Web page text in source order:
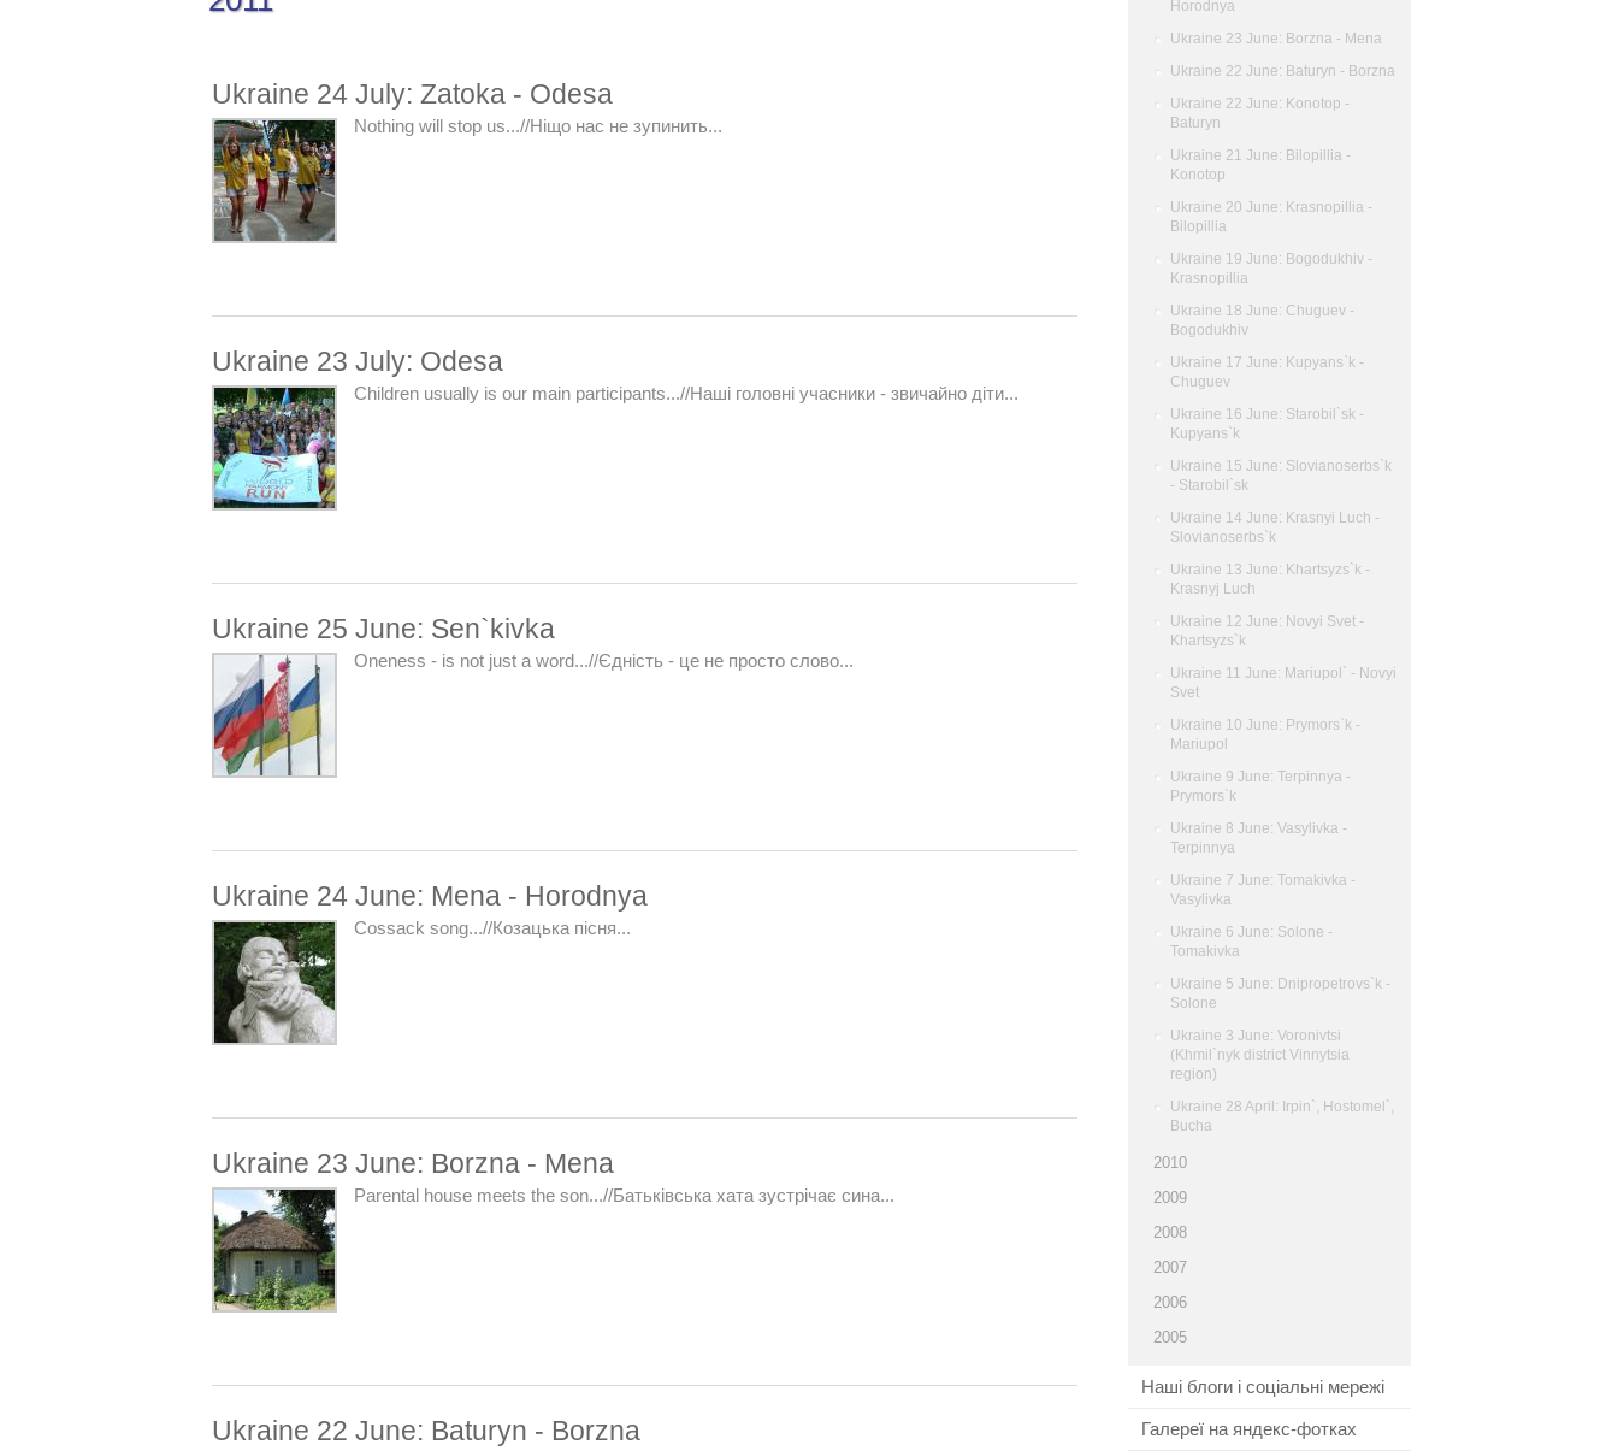
Horodnya
Ukraine 23 June: Borzna - Mena
Ukraine 22 June: Baturyn - Borzna
Ukraine 22 June: Konotop -
Baturyn
Ukraine 21 June: Bilopillia -
Konotop
Ukraine 20 June: Krasnopillia -
Bilopillia
Ukraine 19 June: Bogodukhiv -
Krasnopillia
Ukraine 18 June: Chuguev -
Bogodukhiv
Ukraine 17 June: Kupyans`k -
Chuguev
Ukraine 16 June: Starobil`sk -
Kupyans`k
Ukraine 15 June: Slovianoserbs`k
- Starobil`sk
Ukraine 14 June: Krasnyi Luch -
Slovianoserbs`k
Ukraine 13 June: Khartsyzs`k -
Krasnyj Luch
Ukraine 12 June: Novyi Svet -
Khartsyzs`k
Ukraine 11 June: Mariupol` - Novyi
Svet
Ukraine 10 June: Prymors`k -
Mariupol
Ukraine 9 June: Terpinnya -
Prymors`k
Ukraine 8 June: Vasylivka -
Terpinnya
Ukraine 7 June: Tomakivka -
Vasylivka
Ukraine 6 June: Solone -
Tomakivka
Ukraine 5 June: Dnipropetrovs`k -
Solone
Ukraine 3 June: Voronivtsi
(Khmil`nyk district Vinnytsia
region)
Ukraine 28 April: Irpin`, Hostomel`,
Bucha
2010
2009
2008
2007
2006
2005
Наші блоги і соціальні мережі
Галереї на яндекс-фотках
Ukraine 24 July: Zatoka - Odesa
Nothing will stop us...//Ніщо нас не зупинить...
Ukraine 23 July: Odesa
Children usually is our main participants...//Наші головні учасники - звичайно діти...
Ukraine 25 June: Sen`kivka
Oneness - is not just a word...//Єдність - це не просто слово...
Ukraine 24 June: Mena - Horodnya
Cossack song...//Козацька пісня...
Ukraine 23 June: Borzna - Mena
Parental house meets the son...//Батьківська хата зустрічає сина...
Ukraine 22 June: Baturyn - Borzna